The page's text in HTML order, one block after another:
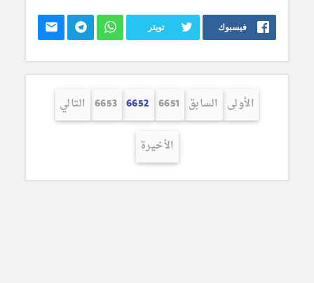
فيسبوك تويتر
الأولى السابق 6651
6652
6653 التالي
الأخيرة